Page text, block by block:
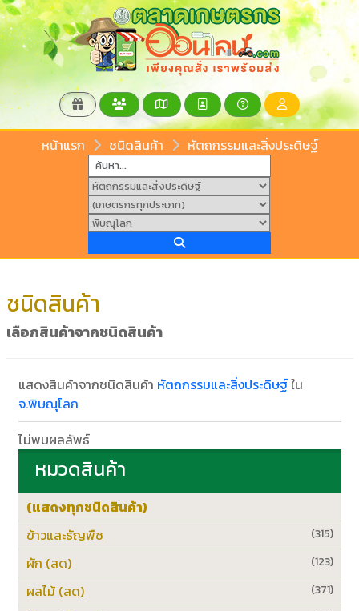
หน้าแรก ชนิดสินค้า หัตถกรรมและสิ่งประดิษฐ์
ชนิดสินค้า
เลือกสินค้าจากชนิดสินค้า
แสดงสินค้าจากชนิดสินค้า หัตถกรรมและสิ่งประดิษฐ์ใน
จ.พิษณุโลก
ไม่พบผลลัพธ์
หมวดสินค้า
(แสดงทุกชนิดสินค้า)
(315)
ข้าวและธัญพืช
(123)
ผัก (สด)
(371)
ผลไม้ (สด)